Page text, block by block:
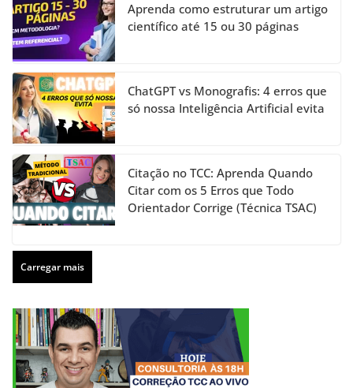
Aprenda como estruturar um artigo
científico até 15 ou 30 páginas
ChatGPT vs Monografis: 4 erros que
só nossa Inteligência Artificial evita
Citação no TCC: Aprenda Quando
Citar com os 5 Erros que Todo
Orientador Corrige (Técnica TSAC)
Carregar mais